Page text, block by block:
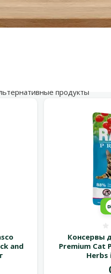
продукты
and
Консервы
Premium Cat
Herbs